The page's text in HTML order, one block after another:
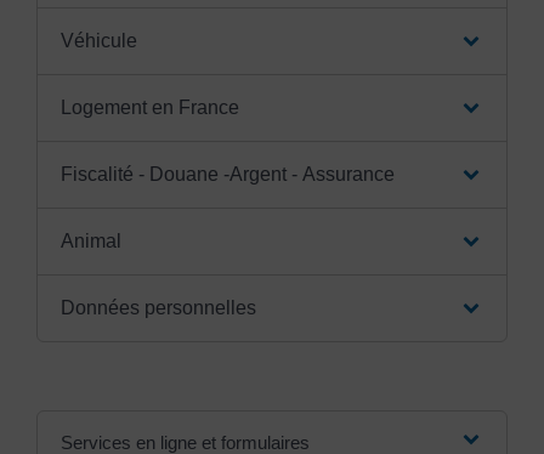
Véhicule
Logement en France
Fiscalité - Douane -Argent - Assurance
Animal
Données personnelles
Services en ligne et formulaires